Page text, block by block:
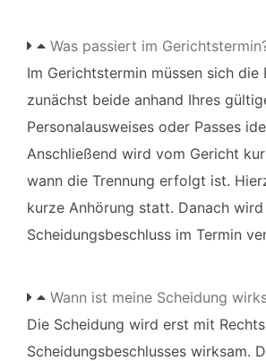
Was passiert im
Im Gerichtstermin müssen sich die
zunächst beide anhand Ihres
Personalausweises oder Passes
Anschließend wird vom Gericht
wann die Trennung erfolgt ist.
kurze Anhörung statt. Danach
Scheidungsbeschluss im Termin
Wann ist meine Scheidung
Die Scheidung wird erst mit
Scheidungsbeschlusses wirksam.